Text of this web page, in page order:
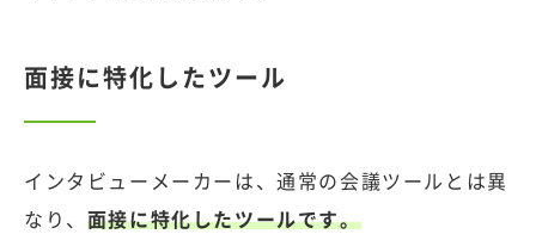
面接に特化したツール
インタビューメーカーは、通常の会議ツールとは異
なり、 面接に特化したツールです。